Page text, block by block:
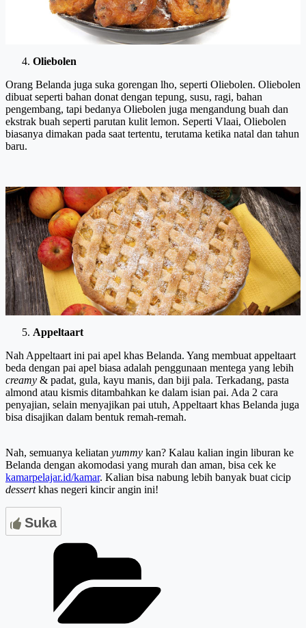
Oliebolen
Orang Belanda juga suka gorengan lho, seperti Oliebolen. Oliebolen
dibuat seperti bahan donat dengan tepung, susu, ragi, bahan
pengembang, tapi bedanya Oliebolen juga mengandung buah dan
ekstrak buah seperti parutan kulit lemon. Seperti Vlaai, Oliebolen
biasanya dimakan pada saat tertentu, terutama ketika natal dan tahun
baru.
Appeltaart
Nah Appeltaart ini pai apel khas Belanda. Yang membuat appeltaart
beda dengan pai apel biasa adalah penggunaan mentega yang lebih
creamy & padat, gula, kayu manis, dan biji pala. Terkadang, pasta
almond atau kismis ditambahkan ke dalam isian pai. Ada 2 cara
penyajian, selain menyajikan pai utuh, Appeltaart khas Belanda juga
bisa disajikan dalam bentuk remah-remah.
Nah, semuanya keliatan yummy kan? Kalau kalian ingin liburan ke
Belanda dengan akomodasi yang murah dan aman, bisa cek ke
kamarpelajar.id/kamar. Kalian bisa nabung lebih banyak buat cicip
dessertkhas negeri kincir angin ini!
Suka